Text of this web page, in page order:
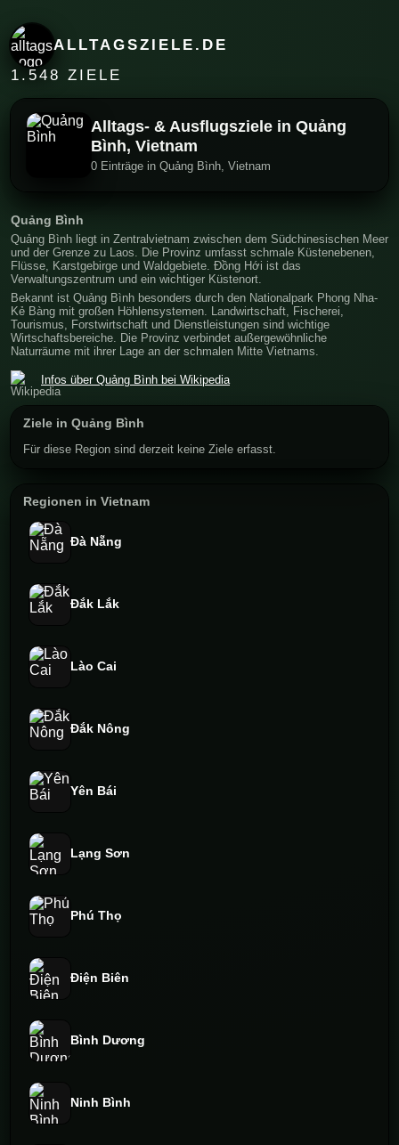
ALLTAGSZIELE.DE
1.548 ZIELE
Alltags- & Ausflugsziele in Quảng
Bình, Vietnam
0 Einträge in Quảng Bình, Vietnam
Quảng Bình
Quảng Bình liegt in Zentralvietnam zwischen dem Südchinesischen Meer
und der Grenze zu Laos. Die Provinz umfasst schmale Küstenebenen,
Flüsse, Karstgebirge und Waldgebiete. Đồng Hới ist das
Verwaltungszentrum und ein wichtiger Küstenort.
Bekannt ist Quảng Bình besonders durch den Nationalpark Phong Nha-
Kẻ Bàng mit großen Höhlensystemen. Landwirtschaft, Fischerei,
Tourismus, Forstwirtschaft und Dienstleistungen sind wichtige
Wirtschaftsbereiche. Die Provinz verbindet außergewöhnliche
Naturräume mit ihrer Lage an der schmalen Mitte Vietnams.
Infos über Quảng Bình bei Wikipedia
Ziele in Quảng Bình
Für diese Region sind derzeit keine Ziele erfasst.
Regionen in Vietnam
Đà Nẵng
Đắk Lắk
Lào Cai
Đắk Nông
Yên Bái
Lạng Sơn
Phú Thọ
Điện Biên
Bình Dương
Ninh Bình